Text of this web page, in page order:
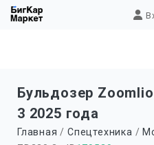
Бульдозер
3 2025 года
Главная /Спецтехника /